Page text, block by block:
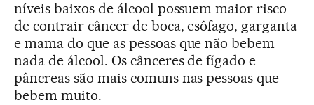
níveis baixos de álcool possuem maior risco
de contrair câncer de boca, esôfago, garganta
e mama do que as pessoas que não bebem
nada de álcool. Os cânceres de fígado e
pâncreas são mais comuns nas pessoas que
bebem muito.